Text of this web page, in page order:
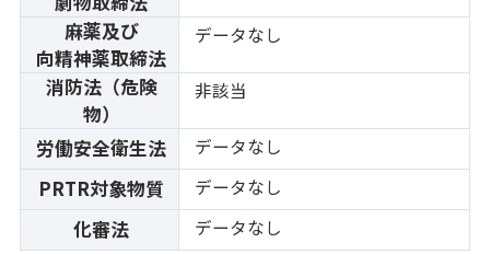
麻薬及び
向精神薬取締法
データなし
消防法（危険
物）
非該当
労働安全衛生法 データなし
PRTR対象物質 データなし
化審法 データなし